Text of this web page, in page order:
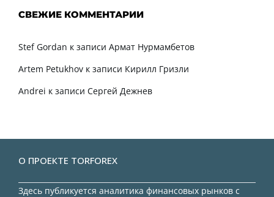
СВЕЖИЕ КОММЕНТАРИИ
Stef Gordan к записи Армат Нурмамбетов
Artem Petukhov к записи Кирилл Гризли
Andrei к записи Сергей Дежнев
О ПРОЕКТЕ TORFOREX
Здесь публикуется аналитика финансовых рынков с